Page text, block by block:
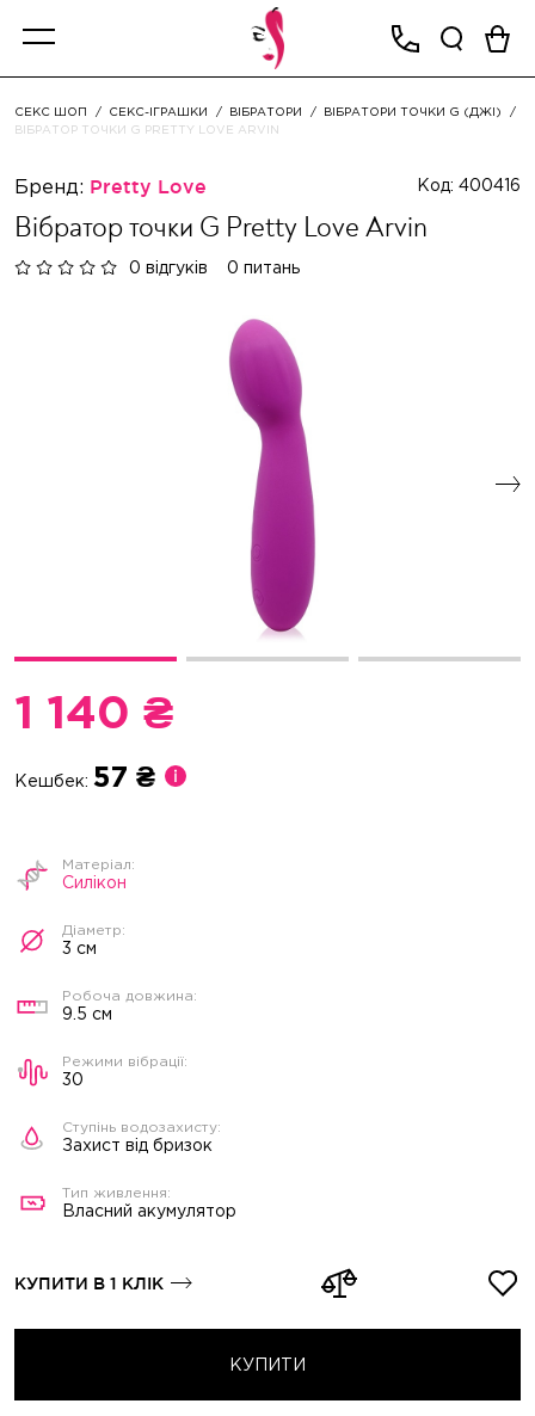
СЕКС ШОП СЕКС-ІГРАШКИ ВІБРАТОРИ
ВІБРАТОРИ ТОЧКИ G (ДЖІ)
ВІБРАТОР ТОЧКИ G PRETTY LOVE ARVIN
Бренд: Pretty Love Код: 400416
Вібратор точки G Pretty Love Arvin
0 відгуків 0 питань
1 140 ₴
Кешбек: 57 ₴
КУПИТИ
КУПИТИ В 1 КЛІК
Силікон
3 см
9.5 см
30
Захист від бризок
Власний акумулятор